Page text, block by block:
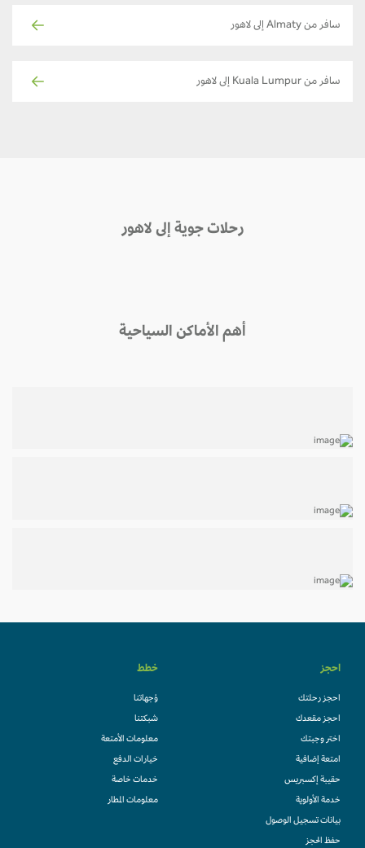
سافر من Almaty إلى لاهور
سافر من Kuala Lumpur إلى لاهور
رحلات جوية إلى لاهور
أهم الأماكن السياحية
احجز
احجز رحلتك
احجز مقعدك
اختر وجبتك
امتعة إضافية
حقيبة إكسبريس
خدمة الأولوية
بيانات تسجيل الوصول
حفظ الحجز
خطط
وُجهاتنا
شبكتنا
معلومات الأمتعة
خيارات الدفع
خدمات خاصة
معلومات المطار